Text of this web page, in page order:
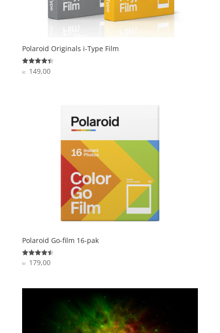
Polaroid Originals i-Type Film
Vurderet
4.4
kr. 149,00
Polaroid Go-film 16-pak
Vurderet
4.5
kr.179,00